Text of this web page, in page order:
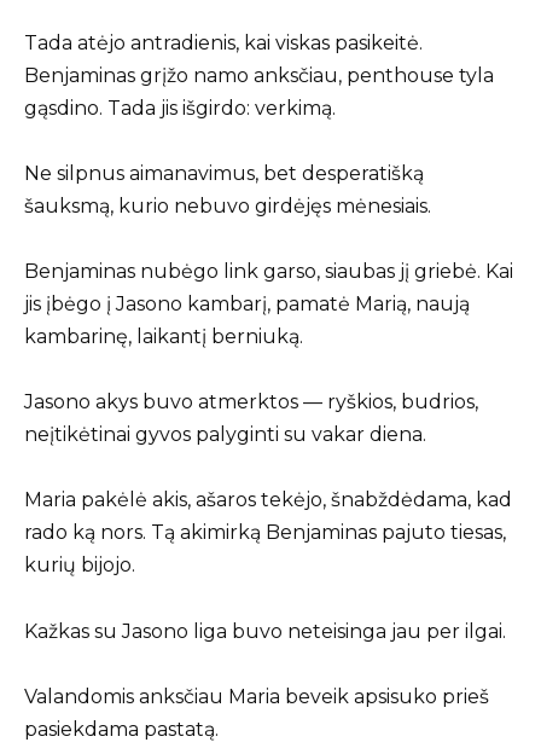
Tada atėjo antradienis, kai viskas pasikeitė.
Benjaminas grįžo namo anksčiau, penthouse tyla
gąsdino. Tada jis išgirdo: verkimą.
Ne silpnus aimanavimus, bet desperatišką
šauksmą, kurio nebuvo girdėjęs mėnesiais.
Benjaminas nubėgo link garso, siaubas jį griebė. Kai
jis įbėgo į Jasono kambarį, pamatė Marią, naują
kambarinę, laikantį berniuką.
Jasono akys buvo atmerktos — ryškios, budrios,
neįtikėtinai gyvos palyginti su vakar diena.
Maria pakėlė akis, ašaros tekėjo, šnabždėdama, kad
rado ką nors. Tą akimirką Benjaminas pajuto tiesas,
kurių bijojo.
Kažkas su Jasono liga buvo neteisinga jau per ilgai.
Valandomis anksčiau Maria beveik apsisuko prieš
pasiekdama pastatą.